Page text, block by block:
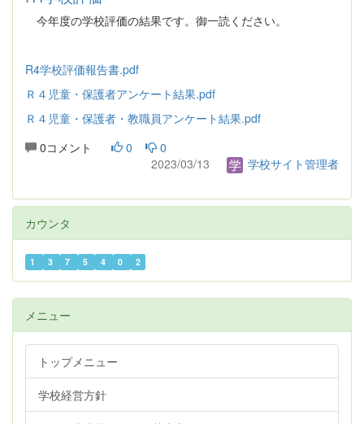
今年度の学校評価の結果です。御一読ください。
R4学校評価報告書.pdf
Ｒ４児童・保護者アンケート結果.pdf
Ｒ４児童・保護者・教職員アンケート結果.pdf
0コメント
0
0
2023/03/13
学校サイト管理者
カウンタ
1 3 7 5 4 0 2
メニュー
トップメニュー
学校経営方針